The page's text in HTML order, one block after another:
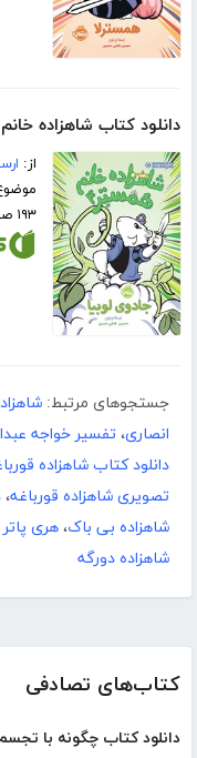
کتاب‌های تصادفی
دانلود کتاب چگونه با
دانلود کتاب شاهزاده خانم همستر 4:
از:
۱۹۳ صفحه
جستجوهای مرتبط:
انصاری، تفسیر خواجه
دانلود کتاب شاهزاده
تصویری شاهزاده قورباغه،
شاهزاده بی باک، هری
شاهزاده دورگه